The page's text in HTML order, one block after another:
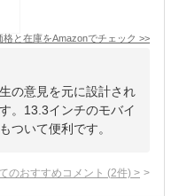
格と在庫をAmazonでチェック >>
の意見を元に設計され
。13.3インチのモバイ
ついて便利です。
のおすすめコメント (2件) >